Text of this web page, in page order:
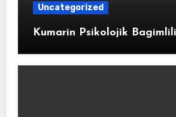
Uncategorized
Kumarin Psikolojik